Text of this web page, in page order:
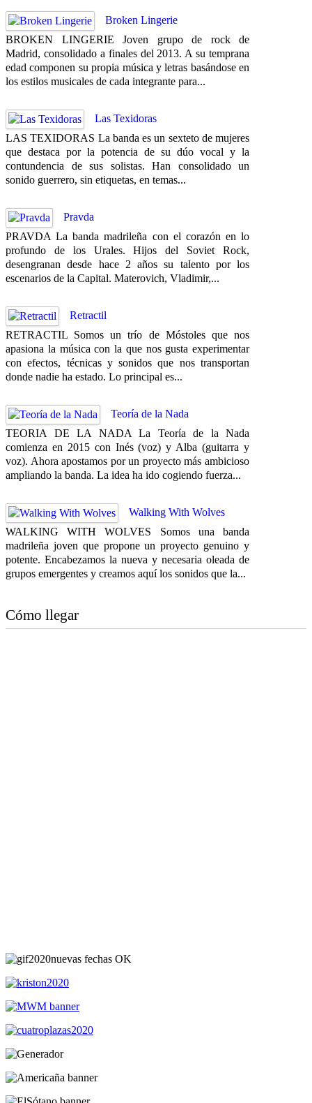
Broken Lingerie
BROKEN LINGERIE Joven grupo de rock de
Madrid, consolidado a finales del 2013. A su temprana
edad componen su propia música y letras basándose en
los estilos musicales de cada integrante para...
Las Texidoras
LAS TEXIDORAS La banda es un sexteto de mujeres
que destaca por la potencia de su dúo vocal y la
contundencia de sus solistas. Han consolidado un
sonido guerrero, sin etiquetas, en temas...
Pravda
PRAVDA La banda madrileña con el corazón en lo
profundo de los Urales. Hijos del Soviet Rock,
desengranan desde hace 2 años su talento por los
escenarios de la Capital. Materovich, Vladimir,...
Retractil
RETRACTIL Somos un trío de Móstoles que nos
apasiona la música con la que nos gusta experimentar
con efectos, técnicas y sonidos que nos transportan
donde nadie ha estado. Lo principal es...
Teoría de la Nada
TEORIA DE LA NADA La Teoría de la Nada
comienza en 2015 con Inés (voz) y Alba (guitarra y
voz). Ahora apostamos por un proyecto más ambicioso
ampliando la banda. La idea ha ido cogiendo fuerza...
Walking With Wolves
WALKING WITH WOLVES Somos una banda
madrileña joven que propone un proyecto genuino y
potente. Encabezamos la nueva y necesaria oleada de
grupos emergentes y creamos aquí los sonidos que la...
Cómo llegar